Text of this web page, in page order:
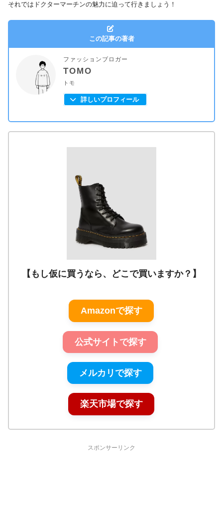
それではドクターマーチンの魅力に迫って行きましょう！
この記事の著者
ファッションブロガー
TOMO
トモ
詳しいプロフィール
【もし仮に買うなら、どこで買いますか？】
Amazonで探す
公式サイトで探す
メルカリで探す
楽天市場で探す
スポンサーリンク